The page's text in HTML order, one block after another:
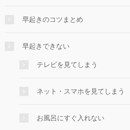
早起きのコツまとめ
早起きできない
テレビを見てしまう
ネット・スマホを見てしまう
お風呂にすぐ入れない